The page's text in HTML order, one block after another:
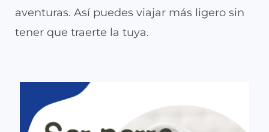
aventuras. Así puedes viajar más ligero sin
tener que traerte la tuya.